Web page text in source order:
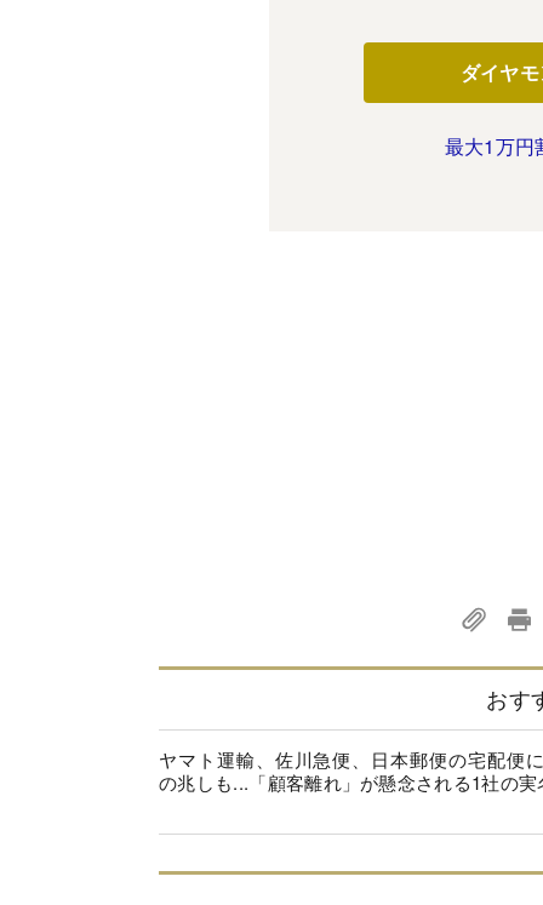
ダイヤ
最大1万円
おす
ヤマト運輸、佐川急便、日本郵便の宅配便
の兆しも...「顧客離れ」が懸念される1社の実